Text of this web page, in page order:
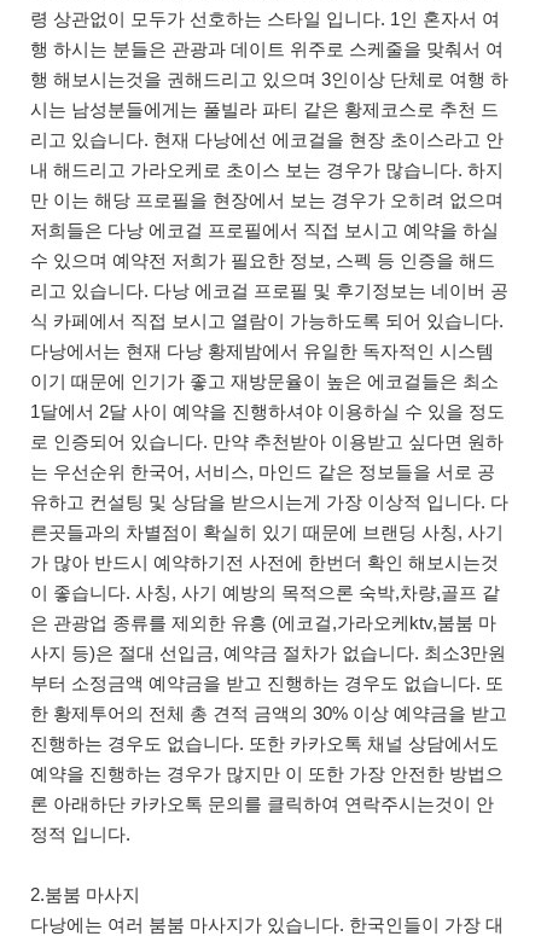
령 상관없이 모두가 선호하는 스타일 입니다. 1인 혼자서 여
행 하시는 분들은 관광과 데이트 위주로 스케줄을 맞춰서 여
행 해보시는것을 권해드리고 있으며 3인이상 단체로 여행 하
시는 남성분들에게는 풀빌라 파티 같은 황제코스로 추천 드
리고 있습니다. 현재 다낭에선 에코걸을 현장 초이스라고 안
내 해드리고 가라오케로 초이스 보는 경우가 많습니다. 하지
만 이는 해당 프로필을 현장에서 보는 경우가 오히려 없으며
저희들은 다낭 에코걸 프로필에서 직접 보시고 예약을 하실
수 있으며 예약전 저희가 필요한 정보, 스펙 등 인증을 해드
리고 있습니다. 다낭 에코걸 프로필 및 후기정보는 네이버 공
식 카페에서 직접 보시고 열람이 가능하도록 되어 있습니다.
다낭에서는 현재 다낭 황제밤에서 유일한 독자적인 시스템
이기 때문에 인기가 좋고 재방문율이 높은 에코걸들은 최소
1달에서 2달 사이 예약을 진행하셔야 이용하실 수 있을 정도
로 인증되어 있습니다. 만약 추천받아 이용받고 싶다면 원하
는 우선순위 한국어, 서비스, 마인드 같은 정보들을 서로 공
유하고 컨설팅 및 상담을 받으시는게 가장 이상적 입니다. 다
른곳들과의 차별점이 확실히 있기 때문에 브랜딩 사칭, 사기
가 많아 반드시 예약하기전 사전에 한번더 확인 해보시는것
이 좋습니다. 사칭, 사기 예방의 목적으론 숙박,차량,골프 같
은 관광업 종류를 제외한 유흥 (에코걸,가라오케ktv,붐붐 마
사지 등)은 절대 선입금, 예약금 절차가 없습니다. 최소3만원
부터 소정금액 예약금을 받고 진행하는 경우도 없습니다. 또
한 황제투어의 전체 총 견적 금액의 30% 이상 예약금을 받고
진행하는 경우도 없습니다. 또한 카카오톡 채널 상담에서도
예약을 진행하는 경우가 많지만 이 또한 가장 안전한 방법으
론 아래하단 카카오톡 문의를 클릭하여 연락주시는것이 안
정적 입니다.
2.붐붐 마사지
다낭에는 여러 붐붐 마사지가 있습니다. 한국인들이 가장 대